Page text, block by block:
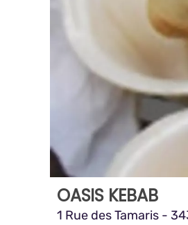
OASIS KEBAB
1 Rue des Tamaris -